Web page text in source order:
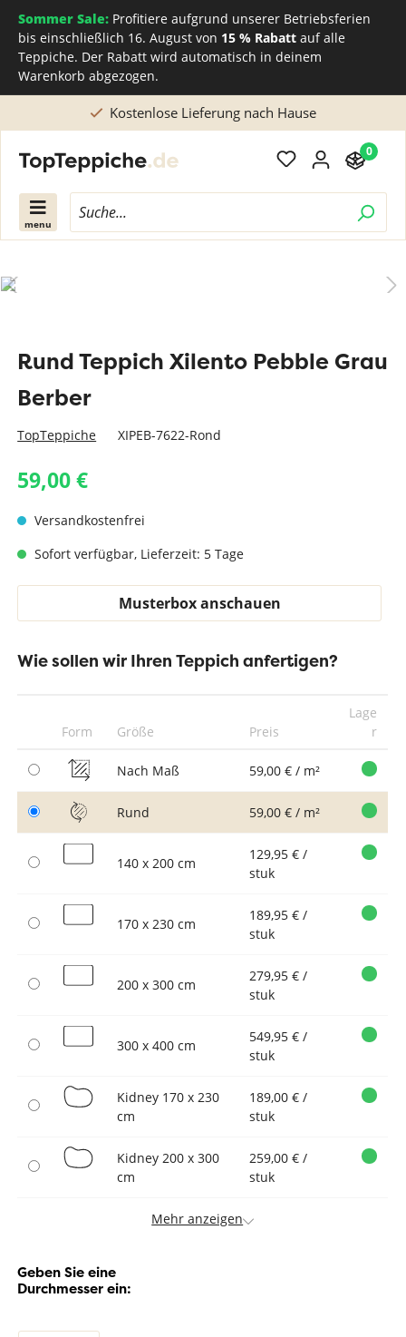
Sommer Sale: Profitiere aufgrund unserer Betriebsferien
bis einschließlich 16. August von 15 % Rabatt auf alle
Teppiche. Der Rabatt wird automatisch in deinem
Warenkorb abgezogen.
Direkt beim Teppichhersteller kaufen
menu
0
Rund Teppich Xilento Pebble Grau
Berber
TopTeppiche XIPEB-7622-Rond
59,00 €
Versandkostenfrei
Sofort verfügbar, Lieferzeit: 5 Tage
Musterbox anschauen
Wie sollen wir Ihren Teppich anfertigen?
Form Größe Preis
Lage
r
Nach Maß 59,00 € / m²
Rund 59,00 € / m²
140 x 200 cm
129,95 € /
stuk
170 x 230 cm
189,95 € /
stuk
200 x 300 cm
279,95 € /
stuk
300 x 400 cm
549,95 € /
stuk
Kidney 170 x 230
cm
189,00 € /
stuk
Kidney 200 x 300
cm
259,00 € /
stuk
Mehr anzeigen
Geben Sie eine
Durchmesser ein: